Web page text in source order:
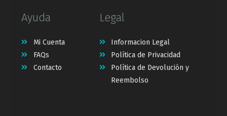
Ayuda
Mi Cuenta
FAQs
Contacto
Legal
Informacion Legal
Política de Privacidad
Política de Devolución y
Reembolso